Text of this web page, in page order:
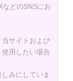
などのSNSにお
当サイトおよび
用したい場合
みにしていま